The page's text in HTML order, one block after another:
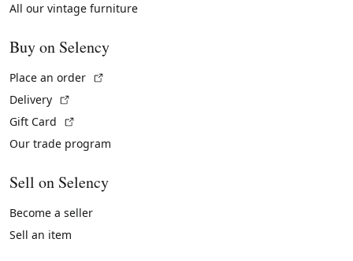
All our vintage furniture
Buy on Selency
Place an order
Delivery
Gift Card
Our trade program
Sell on Selency
Become a seller
Sell an item